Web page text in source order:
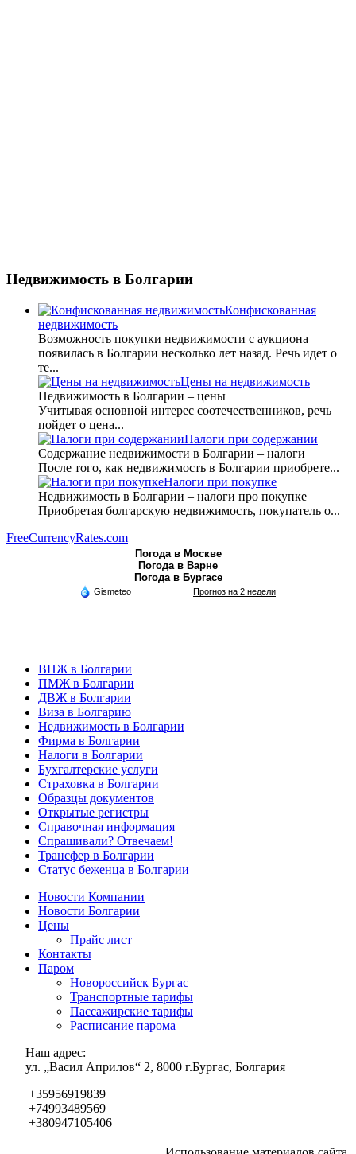
Недвижимость в Болгарии
Конфискованная
недвижимость
Возможность покупки недвижимости с аукциона
появилась в Болгарии несколько лет назад. Речь идет о
те...
Цены на недвижимость
Недвижимость в Болгарии – цены
Учитывая основной интерес соотечественников, речь
пойдет о цена...
Налоги при содержании
Содержание недвижимости в Болгарии – налоги
После того, как недвижимость в Болгарии приобрете...
Налоги при покупке
Недвижимость в Болгарии – налоги про покупке
Приобретая болгарскую недвижимость, покупатель о...
FreeCurrencyRates.com
Погода в Москве
Погода в Варне
Погода в Бургасе
Gismeteo Прогноз на 2 недели
ВНЖ в Болгарии
ПМЖ в Болгарии
ДВЖ в Болгарии
Виза в Болгарию
Недвижимость в Болгарии
Фирма в Болгарии
Налоги в Болгарии
Бухгалтерские услуги
Страховка в Болгарии
Образцы документов
Открытые регистры
Справочная информация
Спрашивали? Отвечаем!
Трансфер в Болгарии
Статус беженца в Болгарии
Новости Компании
Новости Болгарии
Цены
Прайс лист
Контакты
Паром
Новороссийск Бургас
Транспортные тарифы
Пассажирские тарифы
Расписание парома
Наш адрес:
ул. „Васил Априлов“ 2, 8000 г.Бургас, Болгария
+35956919839
+74993489569
+380947105406